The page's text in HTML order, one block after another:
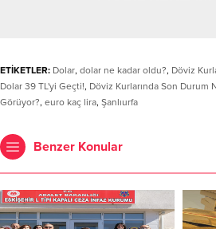
ETİKETLER: Dolar, dolar ne kadar oldu?, Döviz
Dolar 39 TL'yi Geçti!, Döviz Kurlarında Son Durum
Görüyor?, euro kaç lira, Şanlıurfa
Benzer Konular